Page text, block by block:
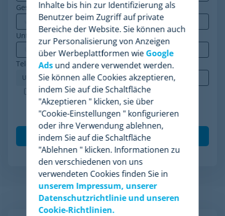
Geschäfts-E-Mail*
Unternehmen*
Telefon*
Minderest ist ein nach ISO-27001 zertifiziertes
Unternehmen. Ich akzeptiere die Verarbeitung
meiner Daten gemäß derDatenschutzrichtlinie
Verwandte Artikel
Inhalte bis hin zur Identifizierung als
Benutzer beim Zugriff auf private
Bereiche der Website. Sie können auch
zur Personalisierung von Anzeigen
über Werbeplattformen wie Google
Adsund andere verwendet werden.
Sie können alle Cookies akzeptieren,
indem Sie auf die Schaltfläche
"Akzeptieren " klicken, sie über
"Cookie-Einstellungen " konfigurieren
oder ihre Verwendung ablehnen,
indem Sie auf die Schaltfläche
"Ablehnen " klicken. Informationen zu
den verschiedenen von uns
verwendeten Cookies finden Sie in
unserem Impressum, unserer
Datenschutzrichtlinie und unseren
Cookie-Richtlinien.